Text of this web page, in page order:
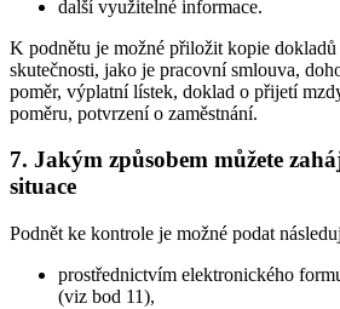
další využitelné informace.
K podnětu je možné přiložit kopie
skutečnosti, jako je pracovní smlouva,
poměr, výplatní lístek, doklad o přijetí
poměru, potvrzení o zaměstnání.
7. Jakým způsobem můžete
situace
Podnět ke kontrole je možné podat
prostřednictvím elektronického
(viz bod 11),